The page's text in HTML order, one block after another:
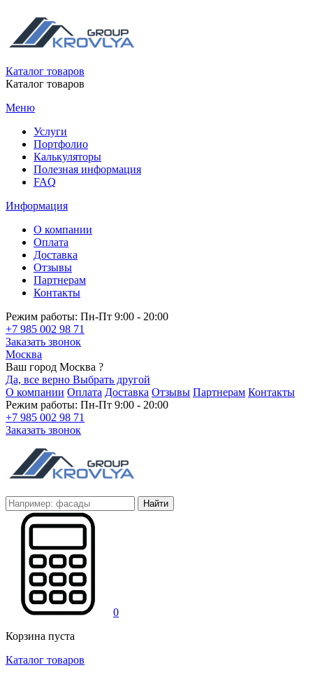
Каталог товаров
Каталог товаров
Меню
Услуги
Портфолио
Калькуляторы
Полезная информация
FAQ
Информация
О компании
Оплата
Доставка
Отзывы
Партнерам
Контакты
Режим работы: Пн-Пт 9:00 - 20:00
+7 985 002 98 71
Заказать звонок
Москва
Ваш город Москва ?
Да, все верно Выбрать другой
О компании Оплата Доставка Отзывы Партнерам Контакты
Режим работы: Пн-Пт 9:00 - 20:00
+7 985 002 98 71
Заказать звонок
Найти
0
Корзина пуста
Каталог товаров